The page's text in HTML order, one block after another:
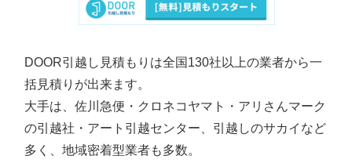
DOOR引越し見積もりは全国130社以上の業者から一
括見積りが出来ます。
大手は、佐川急便・クロネコヤマト・アリさんマーク
の引越社・アート引越センター、引越しのサカイなど
多く、地域密着型業者も多数。